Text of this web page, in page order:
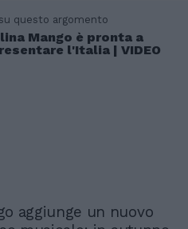
questo argomento
Mango è pronta a
l'Italia | VIDEO
aggiunge un nuovo